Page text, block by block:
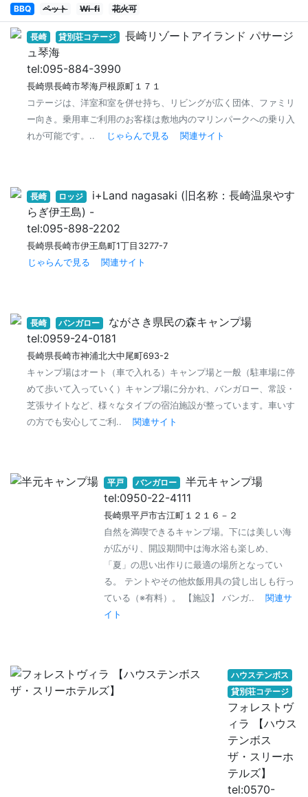
BBQ
ペット Wi-fi 花火可
長崎 貸別荘コテージ
長崎リゾートアイランド パサージ
ュ琴海
tel:095-884-3990
長崎県長崎市琴海戸根原町１７１
コテージは、洋室和室を併せ持ち、リビングが広く団体、ファミリ
ー向き。乗用車ご利用のお客様は敷地内のマリンパークへの乗り入
れが可能です。..
じゃらんで見る 関連サイト
長崎 ロッジ
i+Land nagasaki (旧名称：長崎温泉やす
らぎ伊王島) -
tel:095-898-2202
長崎県長崎市伊王島町1丁目3277-7
じゃらんで見る
関連サイト
長崎 バンガロー
ながさき県民の森キャンプ場
tel:0959-24-0181
長崎県長崎市神浦北大中尾町693-2
キャンプ場はオート（車で入れる）キャンプ場と一般（駐車場に停
めて歩いて入っていく）キャンプ場に分かれ、バンガロー、常設・
芝張サイトなど、様々なタイプの宿泊施設が整っています。車いす
の方でも安心してご利..
関連サイト
平戸 バンガロー
半元キャンプ場
tel:0950-22-4111
長崎県平戸市古江町１２１６－２
自然を満喫できるキャンプ場。下には美しい海
が広がり、開設期間中は海水浴も楽しめ、
「夏」の思い出作りに最適の場所となってい
る。 テントやその他炊飯用具の貸し出しも行っ
ている（※有料）。 【施設】 バンガ..
関連サ
イト
ハウステンボス
貸別荘コテージ
フォレストヴ
ィラ 【ハウス
テンボス
ザ・スリーホ
テルズ】
tel:0570-